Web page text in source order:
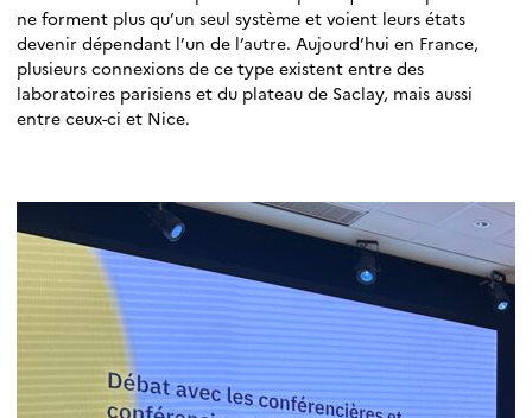
ne forment plus qu’un seul système et voient leurs états
devenir dépendant l’un de l’autre. Aujourd’hui en France,
plusieurs connexions de ce type existent entre des
laboratoires parisiens et du plateau de Saclay, mais aussi
entre ceux-ci et Nice.